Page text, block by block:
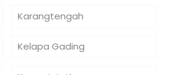
Karangtengah
Kelapa Gading